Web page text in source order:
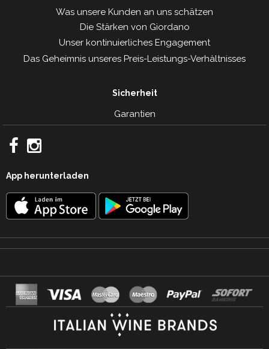
Was unsere Kunden an uns schätzen
Die Stärken von Giordano
Unser kontinuierliches Engagement
Das Geheimnis unseres Preis-Leistungs-Verhàltnisses
Sicherheit
Garantien
App herunterladen